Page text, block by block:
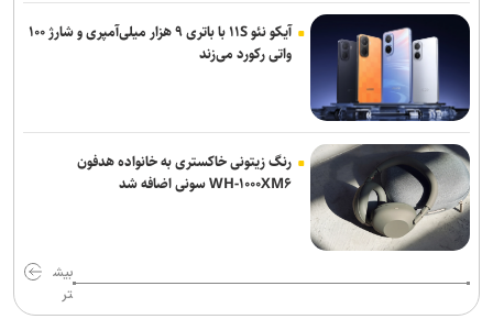
آیکو نئو ۱۱S با باتری ۹ هزار میلی‌آمپری و شارژ ۱۰۰
واتی رکورد می‌زند
رنگ زیتونی خاکستری به خانواده هدفون
WH-۱۰۰۰XM۶ سونی اضافه شد
بیش
تر